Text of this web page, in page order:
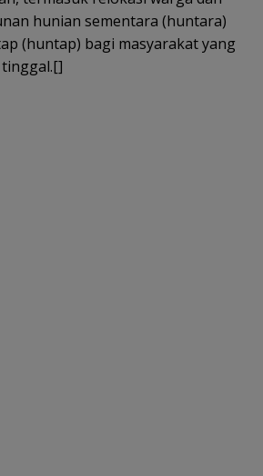
hunian sementara (huntara)
(huntap) bagi masyarakat yang